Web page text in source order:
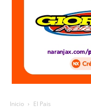
Inicio El Pais